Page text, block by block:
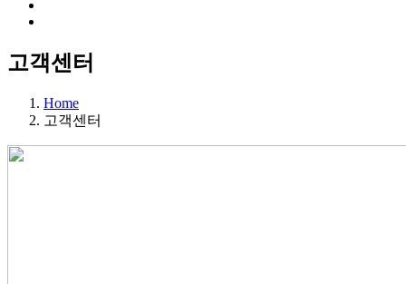
고객센터
Home
고객센터